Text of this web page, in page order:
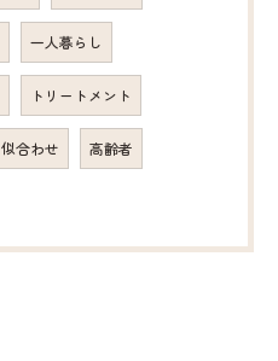
一人暮らし
トリートメント
似合わせ 高齢者